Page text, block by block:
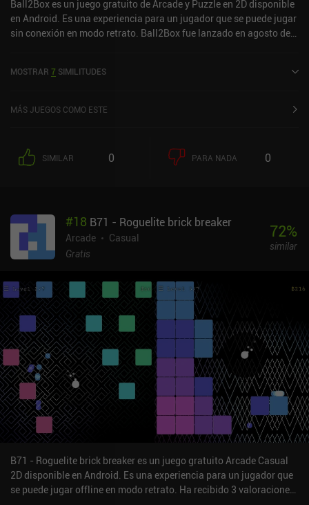
Ball2Box es un juego gratuito de Arcade y Puzzle en 2D disponible
en Android. Es una experiencia para un jugador que se puede jugar
sin conexión en modo retrato. Ball2Box fue lanzado en agosto de
MOSTRAR 7 SIMILITUDES
MÁS JUEGOS COMO ESTE
SIMILAR 0 PARA NADA 0
#18 B71 - Roguelite brick breaker
Arcade
Casual
Gratis
72%
similar
B71 - Roguelite brick breaker es un juego gratuito Arcade Casual
2D disponible en Android. Es una experiencia para un jugador que
se puede jugar offline en modo retrato. Ha recibido 3 valoraciones